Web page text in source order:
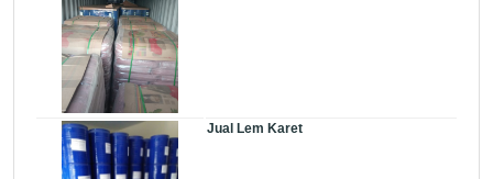
Jual Lem Karet